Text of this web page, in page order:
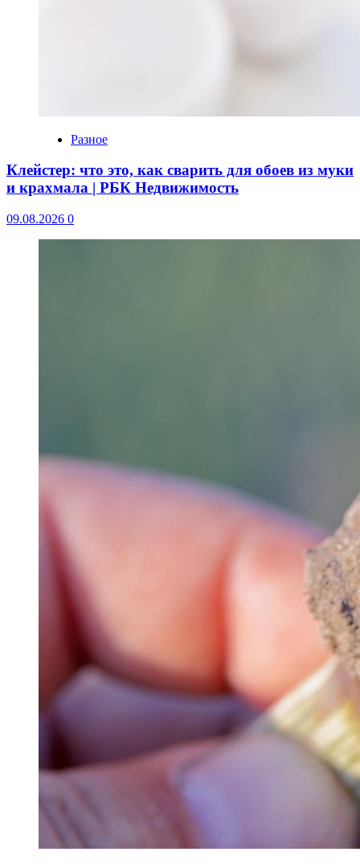
Разное
Клейстер: что это, как сварить для обоев из муки
и крахмала | РБК Недвижимость
09.08.2026 0